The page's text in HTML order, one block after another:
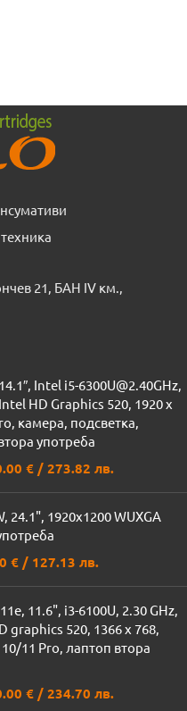
21, БАН IV км.,
Intel i5-6300U@2.40GHz,
HD Graphics 520, 1920 x
камера, подсветка,
употреба
€ / 273.82 лв.
24.1", 1920x1200 WUXGA
€ / 127.13 лв.
11.6", i3-6100U, 2.30 GHz,
graphics 520, 1366 x 768,
11 Pro, лаптоп втора
€ / 234.70 лв.